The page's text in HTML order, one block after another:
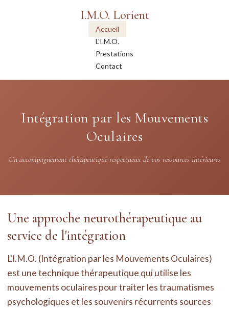
I.M.O. Lorient
Accueil
L'I.M.O.
Prestations
Contact
Intégration par les Mouvements
Oculaires
Un accompagnement thérapeutique respectueux de vos ressources intérieures
Une approche neurothérapeutique au
service de l'intégration
L'I.M.O. (Intégration par les Mouvements Oculaires)
est une technique thérapeutique qui utilise les
mouvements oculaires pour traiter les traumatismes
psychologiques et les souvenirs récurrents sources